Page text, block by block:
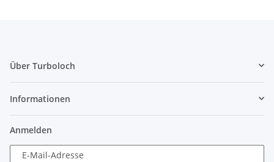
Über Turboloch
Informationen
Anmelden
E-Mail-Adresse